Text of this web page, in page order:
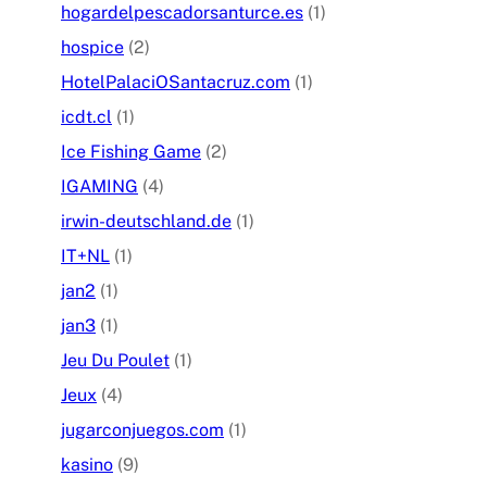
hogardelpescadorsanturce.es (1)
hospice (2)
HotelPalaciOSantacruz.com (1)
icdt.cl (1)
Ice Fishing Game (2)
IGAMING (4)
irwin-deutschland.de (1)
IT+NL (1)
jan2 (1)
jan3 (1)
Jeu Du Poulet (1)
Jeux (4)
jugarconjuegos.com (1)
kasino (9)